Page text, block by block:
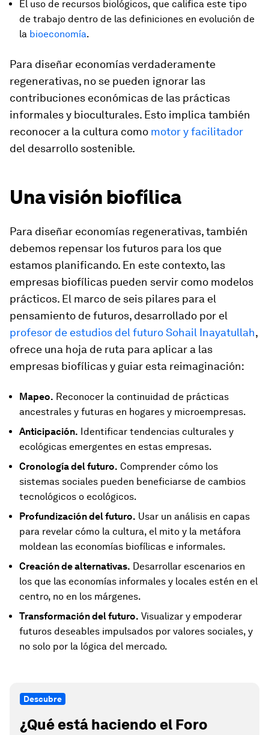
El uso de recursos biológicos, que califica este tipo
de trabajo dentro de las definiciones en evolución de
la bioeconomía.
Para diseñar economías verdaderamente
regenerativas, no se pueden ignorar las
contribuciones económicas de las prácticas
informales y bioculturales. Esto implica también
reconocer a la cultura como motor y facilitador
del desarrollo sostenible.
Una visión biofílica
Para diseñar economías regenerativas, también
debemos repensar los futuros para los que
estamos planificando. En este contexto, las
empresas biofílicas pueden servir como modelos
prácticos. El marco de seis pilares para el
pensamiento de futuros, desarrollado por el
profesor de estudios del futuro Sohail Inayatullah,
ofrece una hoja de ruta para aplicar a las
empresas biofílicas y guiar esta reimaginación:
Mapeo. Reconocer la continuidad de prácticas
ancestrales y futuras en hogares y microempresas.
Anticipación. Identificar tendencias culturales y
ecológicas emergentes en estas empresas.
Cronología del futuro. Comprender cómo los
sistemas sociales pueden beneficiarse de cambios
tecnológicos o ecológicos.
Profundización del futuro. Usar un análisis en capas
para revelar cómo la cultura, el mito y la metáfora
moldean las economías biofílicas e informales.
Creación de alternativas. Desarrollar escenarios en
los que las economías informales y locales estén en el
centro, no en los márgenes.
Transformación del futuro. Visualizar y empoderar
futuros deseables impulsados por valores sociales, y
no solo por la lógica del mercado.
Descubre
¿Qué está haciendo el Foro